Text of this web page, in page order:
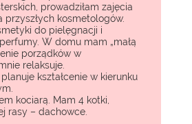
prowadziłam zajęcia
przyszłych kosmetologów.
do pielęgnacji i
W domu mam „małą
porządków w
relaksuje.
kształcenie w kierunku
kociarą. Mam 4 kotki,
rasy – dachowce.